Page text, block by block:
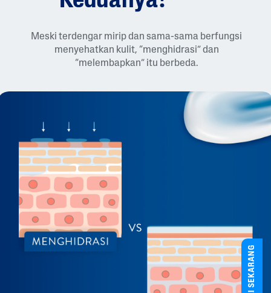
Meski terdengar mirip dan sama-sama berfungsi
menyehatkan kulit, “menghidrasi” dan
“melembapkan” itu berbeda.
BELI SEKARANG